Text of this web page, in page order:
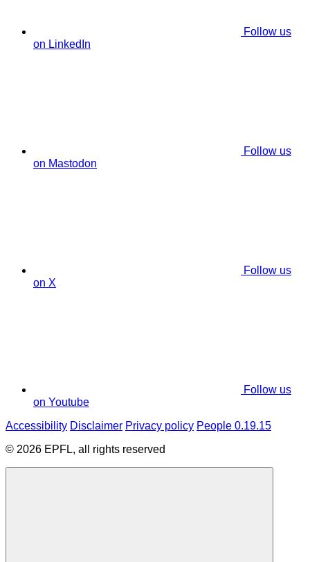
Follow us
on LinkedIn
Follow us
on Mastodon
Follow us
on X
Follow us
on Youtube
Accessibility Disclaimer Privacy policy People 0.19.15
© 2026 EPFL, all rights reserved